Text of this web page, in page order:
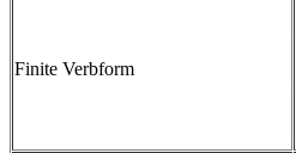
Finite Verbform